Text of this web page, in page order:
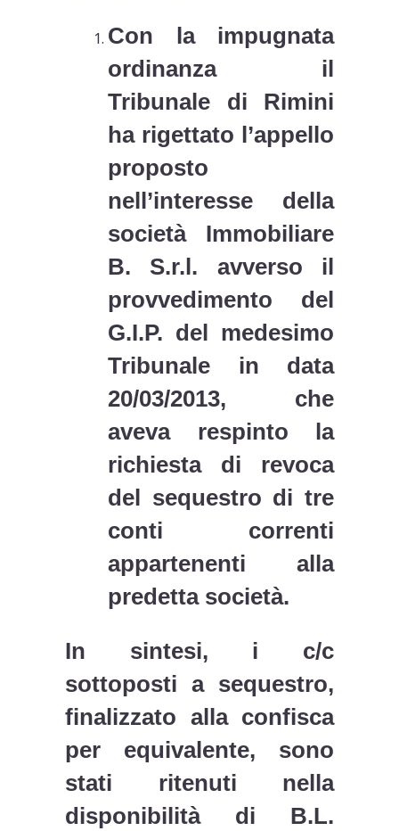
Con la impugnata
ordinanza il
Tribunale di Rimini
ha rigettato l’appello
proposto
nell’interesse della
società Immobiliare
B. S.r.l. avverso il
provvedimento del
G.I.P. del medesimo
Tribunale in data
20/03/2013, che
aveva respinto la
richiesta di revoca
del sequestro di tre
conti correnti
appartenenti alla
predetta società.
In sintesi, i c/c
sottoposti a sequestro,
finalizzato alla confisca
per equivalente, sono
stati ritenuti nella
disponibilità di B.L.